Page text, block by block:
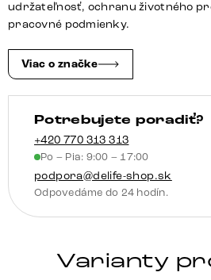
Nero
antracitová
Troa
nerezová
oceľ
grafitová
udržateľnosť, ochranu životného
pracovné podmienky.
Viac o značke
Potrebujete poradiť?
+420 770 313 313
Po – Pia: 9:00 – 17:00
podpora@delife-shop.sk
Odpovedáme do 24 hodín.
Varianty